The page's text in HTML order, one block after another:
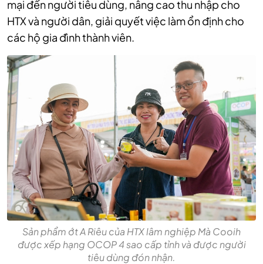
mại đến người tiêu dùng, nâng cao thu nhập cho
HTX và người dân, giải quyết việc làm ổn định cho
các hộ gia đình thành viên.
Sản phẩm ớt A Riêu của HTX lâm nghiệp Mà Cooih
được xếp hạng OCOP 4 sao cấp tỉnh và được người
tiêu dùng đón nhận.